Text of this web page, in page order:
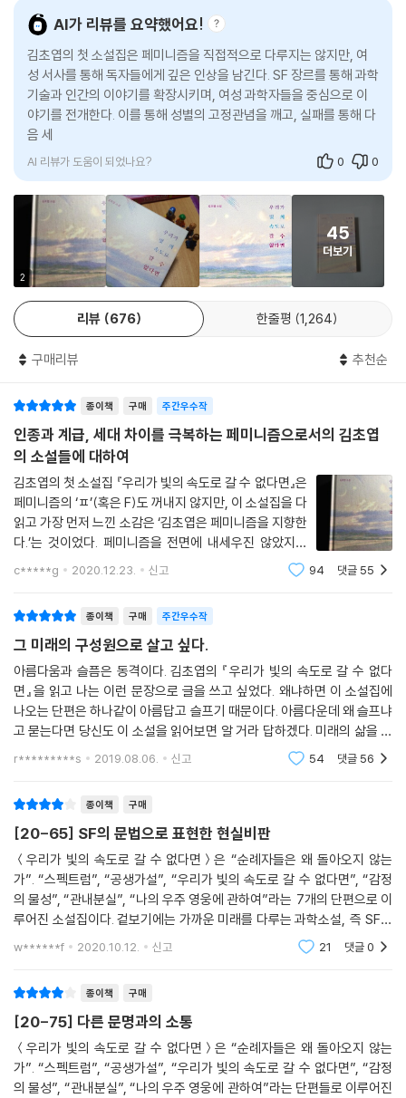
“나는 내 우울을 쓰다듬고 손 위에 두기를 원해. 그게 찍어 맛볼 수 있고 단
단히 만져지는 것이었으면 좋겠어.”
보현은 우울체를 손으로 한번 쥐었다가 탁자에 놓았다. 우울체는 단단하고
푸르며 묘한 향기가 나는, 부드러운 질감을 가진, 동그랗고 작은 물체였다.
---「감정의 물성」 중에서
때로 어떤 사람들에게는 의미가 담긴 눈물이 아니라 단지 눈물 그 자체가
필요한 것 같기도 하다.
---「감정의 물성」 중에서
죽은 엄마는 이 도서관에 기록되었다. 엄마의 사망 소식 이후에 지민이 우
편으로 받은 수십 장의 마인드 매뉴얼에 따르면 그랬다. 하지만 지민은 한
번도 도서관을 찾지 않았다. 죽은 엄마를 만나고 싶다는 생각도, 만나서 무
슨 말을 해야겠다는 생각도 해본 적이 없었다. 만약 엄마가 이렇게 허탈하
게 사라져버릴 줄 알았더라면 늦기 전에 이곳을 찾았을 텐데.
---「관내분실」 중에서
재경은 수많은 소녀들의 삶을 바꿨을 것이다. 최후에 다른 선택을 했다고
이 바로 그 증거 중 하나였다. 가윤은 한때 재경을 보며 우주의 꿈을 꾸던
소녀였고, 이제 재경 다음에 온 사람이었다.
---「나의 우주 영웅에 관하여」 중에서
를 비장애로, 디스토피아를 유토피아로, 불완전함을 완전함으로 간편하게
뒤집는 대신 오히려 그 이분법적인 항들의 관계를 사유하게 한다”(작품해
설 중)라고 문학평론가 인아영은 말한다. 무엇이 우리를 그럼에도 불구하
고, 혐오와 차별, 모순으로 가득 찬 세계를 분투하며 살아가게 하는지. 이
소설은 이야기를 통해 질문한다.
김초엽의 소설에는 정상과 비정상, 성공과 실패, 주류와 비주류 등 경계를
향한 응시가 있고, 질문이 있다. 「나의 우주 영웅에 관하여」에는 실패한 여
성 우주인이 등장한다. ‘우주 너머’를 항해하기 위한 우주인 선발에 뽑히지
만 내로라하는 ‘스펙’이 없는, 무엇보다 나이 많은 여성이라는 이유로 비난
받는 ‘재경 이모’는 그럼에도 불구하고 비난 때문에 좌절하지도 낙담하지
도 않는다. 누군가의 기대에 부흥할 생각도, 누군가의 기준에 의한 성공을
향해 질주할 생각도 않는다. 소설은 마치 잃어버린 역사를 쓰는 젊은 역사
가를 떠올리게 한다. ‘여성사’를 쓰는 젊은 역사가의 질문과 닮아 있는 것도
같다. 왜 어떤 기록은 기록되지 않는가, 왜 역사는 언제나 남성의 서사이고
그 자체만으로도 의미있는 것이지, (누군가의 기준에 따른) 성공의 역사가
중요한 것은 아니라고 말하는 듯하다. 미션에 실패했다고 비난받는 우주인
일지라도, 어떤 소녀에게는 그의 존재 자체가 응원일 수 있다. 무엇이 성공
이고, 무엇이 실패인가. 우주 미션에는 실패했지만, 소녀를 응원하는 일에
성공했다면 그 삶을 실패한 삶이라 할 수 있을까. 소녀들의 영웅이 금메달
리스트일 필요는 없다. 이 소설에서는 여성들로 이루어진 대안 가족의 모
습도 그려내는데, 우리의 가족제도가 반드시 당연한 것은 아니라고, 우정
과 연대의 공동체로서 가족의 가능성을 말하기도 한다. 작가의 고민과 질
문을 “쨍하게 빛나는” 이야기로 들려준다.
다섯 개의 위성이 뜨는 곳에서도, 지지 않는 마음
「우리가 빛의 속도로 갈 수 없다면」의 주인공은 매력적인 ‘할머니 과학
자’이다. 가족과 생이별하고, 아득한 우주에서 재회를 위해 고군분투하는
삶을 그리고 있다. 「스펙트럼」에도 ‘할머니 과학자’가 주인공으로 등장한
다. 그동안 왜 서사의 주인공은 남성이거나 여성이어도 젊은 여성인 소설
이 주가 되었을까? 문학평론가 서영인은 ‘할머니’가 서사의 주인공으로 등
‘언어’에 관해 주목한다. “가장 기억에 남는 것은 외계 생명체들의 언어다.
러니 풍경이 말이 되고 빛과 어둠이 말의 의미를 결정할 터였다.”(「할머니
우주인 할매 시인」, 《한겨레신문》)
갑자기 웃음이 나왔다. 마음이 느슨해졌다. 눈앞의 루이가 바로 며칠 전까
지 함께 지내던 바로 그 루이처럼 느껴졌다. 루이는 희진을 보고 있었다. 그
리고 희진의 뒤로 펼쳐진 노을을 보고 있었다.
희진은 루이이 눈에 비친 노을의 붉은 빛을 보았다.
“저 풍경이 말을 걸어오는 것처럼 보이겠네.”
희진은 결코 루이가 보는 방식으로 그 풍경을 볼 수 없을 것이다. 하지만 희
진은 루이가 보는 세계를 약간이나마 상상할 수 있었고, 기쁨을 느꼈다.
- 「스펙트럼」 중에서
AI가 리뷰를 요약했어요!
김초엽의 첫 소설집은 페미니즘을 직접적으로 다루지는 않지만, 여
성 서사를 통해 독자들에게 깊은 인상을 남긴다. SF 장르를 통해 과학
기술과 인간의 이야기를 확장시키며, 여성 과학자들을 중심으로 이
야기를 전개한다. 이를 통해 성별의 고정관념을 깨고, 실패를 통해 다
음 세대의 가능성을 열어가는 과정을 보여준다.
AI 리뷰가 도움이 되었나요? 0 0
2
45
더보기
리뷰 676 한줄평 1,264
구매리뷰 추천순
종이책 구매 주간우수작
인종과 계급, 세대 차이를 극복하는 페미니즘으로서의 김초엽
의 소설들에 대하여
김초엽의 첫 소설집 『우리가 빛의 속도로 갈 수 없다면』은
페미니즘의 ‘ㅍ’(혹은 F)도 꺼내지 않지만, 이 소설집을 다
읽고 가장 먼저 느낀 소감은 ‘김초엽은 페미니즘을 지향한
다.’는 것이었다. 페미니즘을 전면에 내세우진 않았지만
여성서사로 꽉 채워진 소설들을 보며, 이 책이 독자들에게
전폭적인 지지와 사랑을 받은 건 ‘SF’여서기보다는 소설
c*****g 2020.12.23. 신고 94 댓글 55
종이책 구매 주간우수작
그 미래의 구성원으로 살고 싶다.
아름다움과 슬픔은 동격이다. 김초엽의 『우리가 빛의 속도로 갈 수 없다
면』을 읽고 나는 이런 문장으로 글을 쓰고 싶었다. 왜냐하면 이 소설집에
나오는 단편은 하나같이 아름답고 슬프기 때문이다. 아름다운데 왜 슬프냐
고 묻는다면 당신도 이 소설을 읽어보면 알 거라 답하겠다. 미래의 삶을 상
상한 SF 소설에 대한 나의 편견은 김초엽의 소설로 인해 전부 사라졌다. 한
r*********s 2019.08.06. 신고 54 댓글 56
종이책 구매
[20-65] SF의 문법으로 표현한 현실비판
＜우리가 빛의 속도로 갈 수 없다면＞은 “순례자들은 왜 돌아오지 않는
가”. “스펙트럼”, “공생가설”, “우리가 빛의 속도로 갈 수 없다면”, “감정
의 물성”, “관내분실”, “나의 우주 영웅에 관하여”라는 7개의 단편으로 이
루어진 소설집이다. 겉보기에는 가까운 미래를 다루는 과학소설, 즉 SF지
만, 각각의 단편이 담고 있는 것은 우리의 현실이다. 게다가 하나의 이야기
w******f 2020.10.12. 신고 21 댓글0
종이책 구매
[20-75] 다른 문명과의 소통
＜우리가 빛의 속도로 갈 수 없다면＞은 “순례자들은 왜 돌아오지 않는
가”. “스펙트럼”, “공생가설”, “우리가 빛의 속도로 갈 수 없다면”, “감정
의 물성”, “관내분실”, “나의 우주 영웅에 관하여”라는 단편들로 이루어진